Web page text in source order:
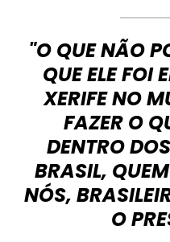
"O QUE NÃO
QUE ELE FOI
XERIFE NO
FAZER O
DENTRO
BRASIL,
NÓS,
O